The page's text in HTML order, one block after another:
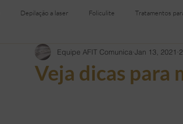
Depilação a laser Foliculite Tratamentos
Pelos encravados Depilação Definitiva Laser
Veja dicas para
Equipe AFIT Comunica Jan 13, 2021